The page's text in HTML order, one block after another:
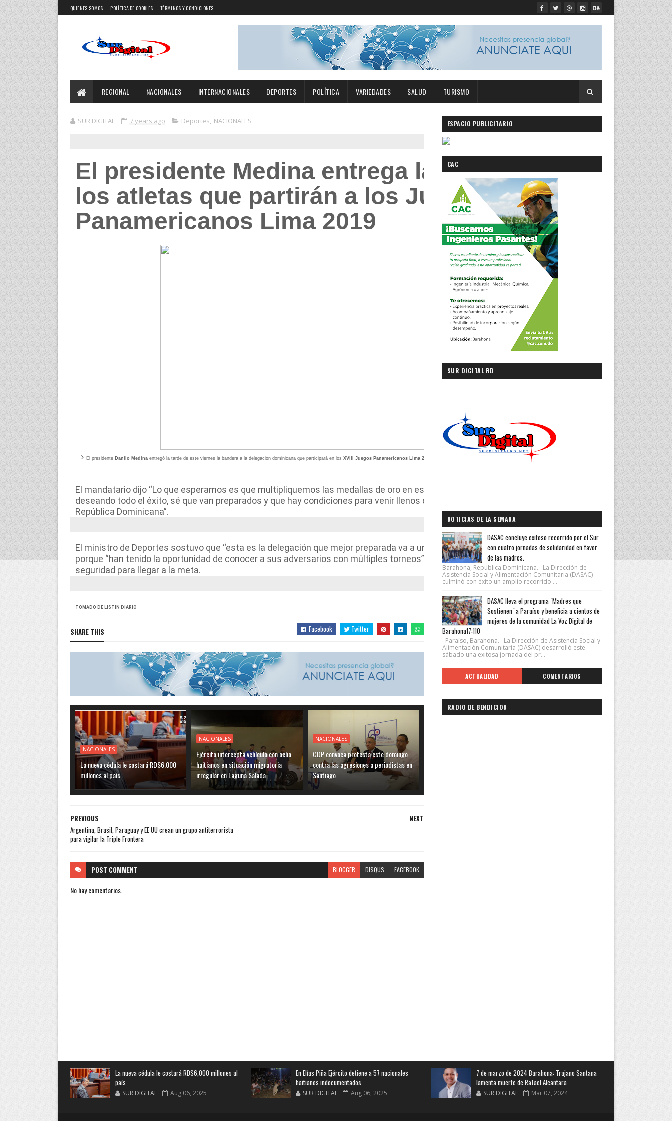
QUIENES SOMOS POLÍTICA DE COOKIES TÉRMINOS Y CONDICIONES
REGIONAL NACIONALES INTERNACIONALES DEPORTES POLÍTICA VARIEDADES SALUD TURISMO
SUR DIGITAL 7 years ago Deportes, NACIONALES
El presidente Medina entrega la bandera a
los atletas que partirán a los Juegos
Panamericanos Lima 2019
El presidenteDanilo Medinaentregó la tarde de este viernes la bandera a la delegación dominicana que participará en los XVIII Juegos Panamericanos Lima 2019 se celebrarán del 26 de julio al 11 de agosto
El mandatario dijo “Lo que esperamos es que multipliquemos las medallas de oro en esta ocasión. Les estamos
deseando todo el éxito, sé que van preparados y que hay condiciones para venir llenos de medallas de oro para la
República Dominicana”.
El ministro de Deportes sostuvo que “esta es la delegación que mejor preparada va a unos Juegos Panamericanos”
porque “han tenido la oportunidad de conocer a sus adversarios con múltiples torneos”, lo que genera confianza y
seguridad para llegar a la meta.
TOMADO DE LISTIN DIARIO
SHARE THIS Facebook Twitter
NACIONALES
La nueva cédula le costará RD$6,000
millones al país
NACIONALES
Ejército intercepta vehículo con ocho
haitianos en situación migratoria
irregular en Laguna Salada
NACIONALES
CDP convoca protesta este domingo
contra las agresiones a periodistas en
Santiago
NEXT
PREVIOUS
Argentina, Brasil, Paraguay y EE UU crean un grupo antiterrorista
para vigilar la Triple Frontera
POST COMMENT BLOGGER DISQUS FACEBOOK
No hay comentarios.
ESPACIO PUBLICITARIO
CAC
SUR DIGITAL RD
NOTICIAS DE LA SEMANA
DASAC concluye exitoso recorrido por el Sur
con cuatro jornadas de solidaridad en favor
de las madres.
Barahona, República Dominicana.– La Dirección de
Asistencia Social y Alimentación Comunitaria (DASAC)
culminó con éxito un amplio recorrido ...
DASAC lleva el programa "Madres que
Sostienen" a Paraíso y beneficia a cientos de
mujeres de la comunidad La Voz Digital de
Barahona17:110
Paraíso, Barahona.– La Dirección de Asistencia Social y
Alimentación Comunitaria (DASAC) desarrolló este
sábado una exitosa jornada del pr...
ACTUALIDAD COMENTARIOS
RADIO DE BENDICION
La nueva cédula le costará RD$6,000 millones al
país
SUR DIGITAL Aug 06, 2025
En Elías Piña Ejército detiene a 57 nacionales
haitianos indocumentados
SUR DIGITAL Aug 06, 2025
7 de marzo de 2024 Barahona: Trajano Santana
lamenta muerte de Rafael Alcantara
SUR DIGITAL Mar 07, 2024